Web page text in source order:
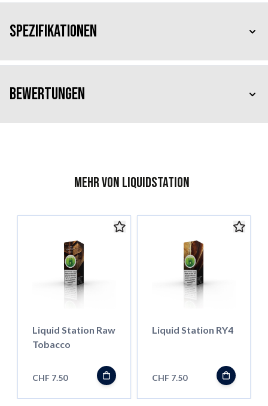
Spezifikationen
Bewertungen
Mehr von Liquidstation
Liquid Station Raw
Tobacco
CHF 7.50
Liquid Station RY4
CHF 7.50